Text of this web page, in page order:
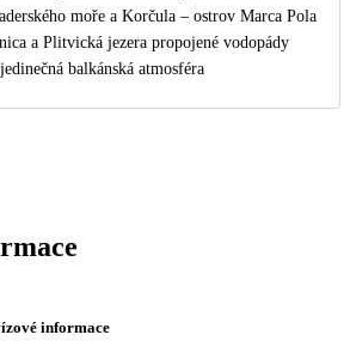
moře a Korčula – ostrov Marca Pola
a Plitvická jezera propojené vodopády
balkánská atmosféra
informace